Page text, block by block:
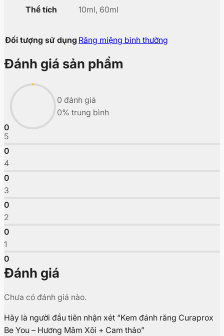
Thể tích 10ml, 60ml
Đối tượng sử dụng Răng miệng bình thường
Đánh giá sản phẩm
0
0 đánh giá
0% trung bình
5
0
4
0
3
0
2
0
1
0
Đánh giá
Chưa có đánh giá nào.
Hãy là người đầu tiên nhận xét “Kem đánh răng Curaprox
Be You – Hương Mâm Xôi + Cam thảo”